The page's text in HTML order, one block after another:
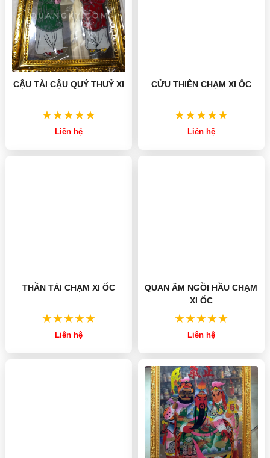
CẬU TÀI CẬU QUÝ THUỶ XI
Liên hệ
CỬU THIÊN CHẠM XI ỐC
Liên hệ
THẦN TÀI CHẠM XI ỐC
Liên hệ
QUAN ÂM NGỒI HẦU CHẠM
XI ỐC
Liên hệ